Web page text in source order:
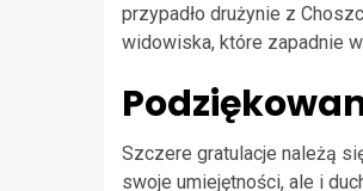
przypadło drużynie z
widowiska, które zapadnie w
Szczere gratulacje należą
swoje umiejętności, ale i